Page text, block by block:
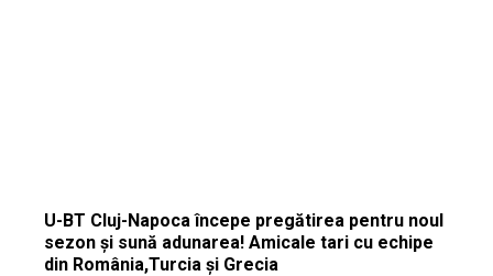
U-BT Cluj-Napoca începe pregătirea pentru noul
sezon și sună adunarea! Amicale tari cu echipe
din România,Turcia și Grecia